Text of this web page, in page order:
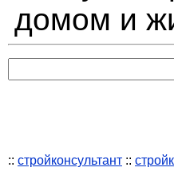
домом и
:: стройконсультант ::